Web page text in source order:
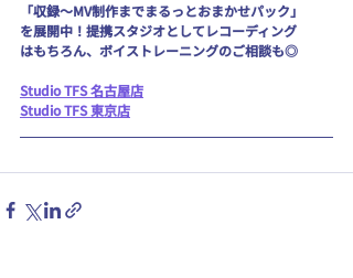
「収録〜MV制作までまるっとおまかせパック」
を展開中！提携スタジオとしてレコーディング
はもちろん、ボイストレーニングのご相談も◎
Studio TFS 名古屋店
Studio TFS 東京店